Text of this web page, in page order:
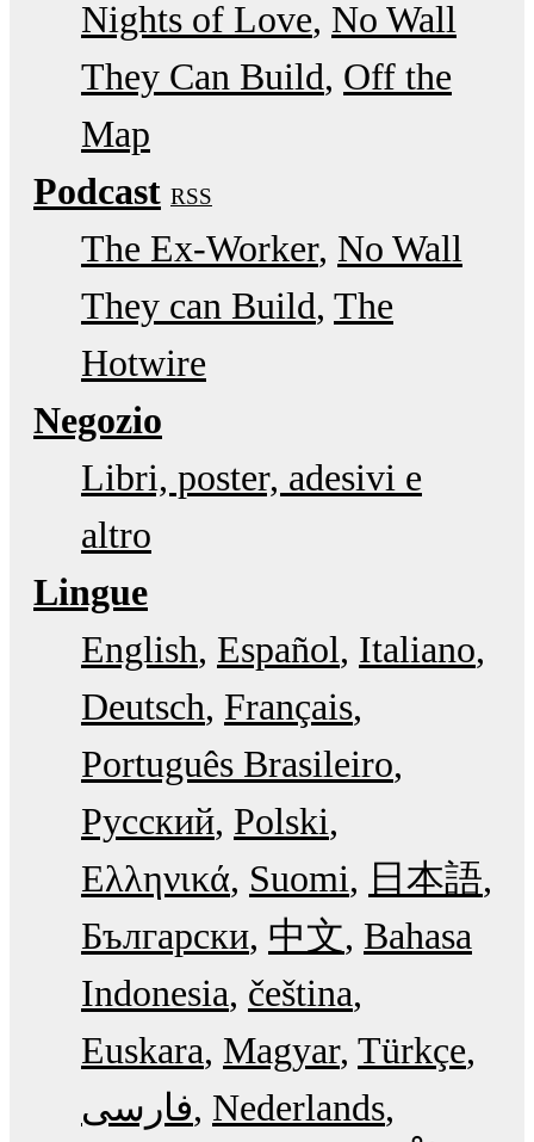
Nights of Love No Wall
They Can Build Off the
Map
Podcast RSS
The Ex-Worker No Wall
They can Build The
Hotwire
Negozio
Libri, poster, adesivi e
altro
Lingue
English Español Italiano
Deutsch Français
Português Brasileiro
Русский Polski
Ελληνικά Suomi
日本語
Български 中文 Bahasa
Indonesia čeština
Euskara Magyar Türkçe
فارسی Nederlands